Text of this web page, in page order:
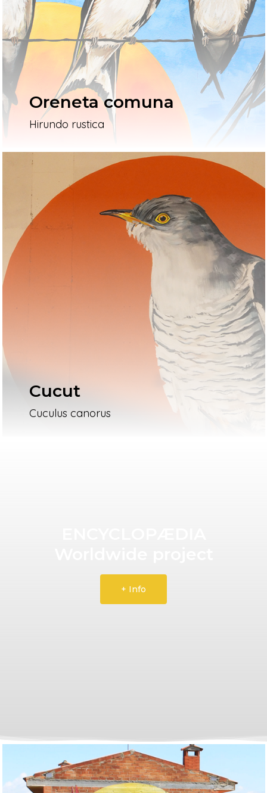
Oreneta comuna
Hirundo rustica
Cucut
Cuculus canorus
+ Info
L’artista
El Procés
Ivars D’Urgell
Vallverd
Pg. Felip Rodés, 11, 25260